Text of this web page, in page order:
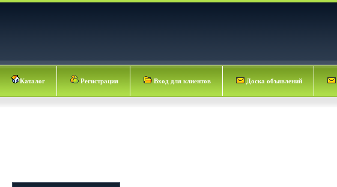
Каталог Регистрация Вход для клиентов Доска объявлений